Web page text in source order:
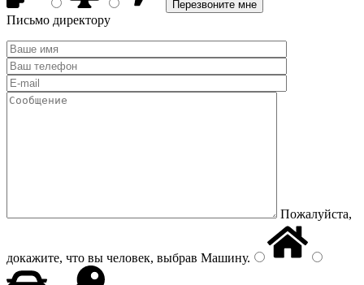
Письмо директору
Пожалуйста,
докажите, что вы человек, выбрав Машину.